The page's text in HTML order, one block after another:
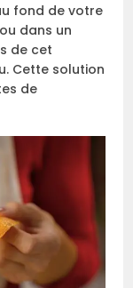
fond de votre
dans un
de cet
Cette solution
de